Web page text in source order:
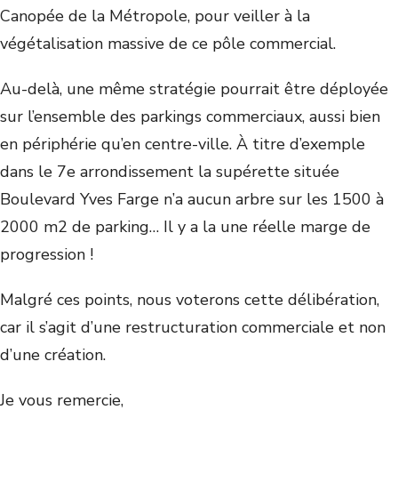
Canopée de la Métropole, pour veiller à la
végétalisation massive de ce pôle commercial.
Au-delà, une même stratégie pourrait être déployée
sur l’ensemble des parkings commerciaux, aussi bien
en périphérie qu’en centre-ville. À titre d’exemple
dans le 7e arrondissement la supérette située
Boulevard Yves Farge n’a aucun arbre sur les 1500 à
2000 m2 de parking… Il y a la une réelle marge de
progression !
Malgré ces points, nous voterons cette délibération,
car il s’agit d’une restructuration commerciale et non
d’une création.
Je vous remercie,